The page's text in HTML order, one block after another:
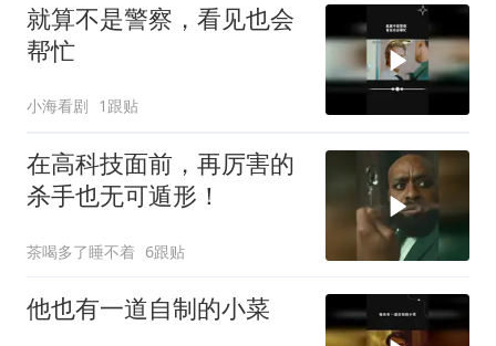
就算不是警察，看见也会
帮忙
小海看剧 1跟贴
在高科技面前，再厉害的
杀手也无可遁形！
茶喝多了睡不着 6跟贴
他也有一道自制的小菜